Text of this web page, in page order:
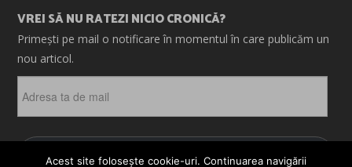
VREI SĂ NU RATEZI NICIO CRONICĂ?
Primești pe mail o notificare în momentul în care publicăm un
nou articol.
ta
de
ABONEAZĂ-TE
Acest site folosește cookie-uri. Continuarea navigării